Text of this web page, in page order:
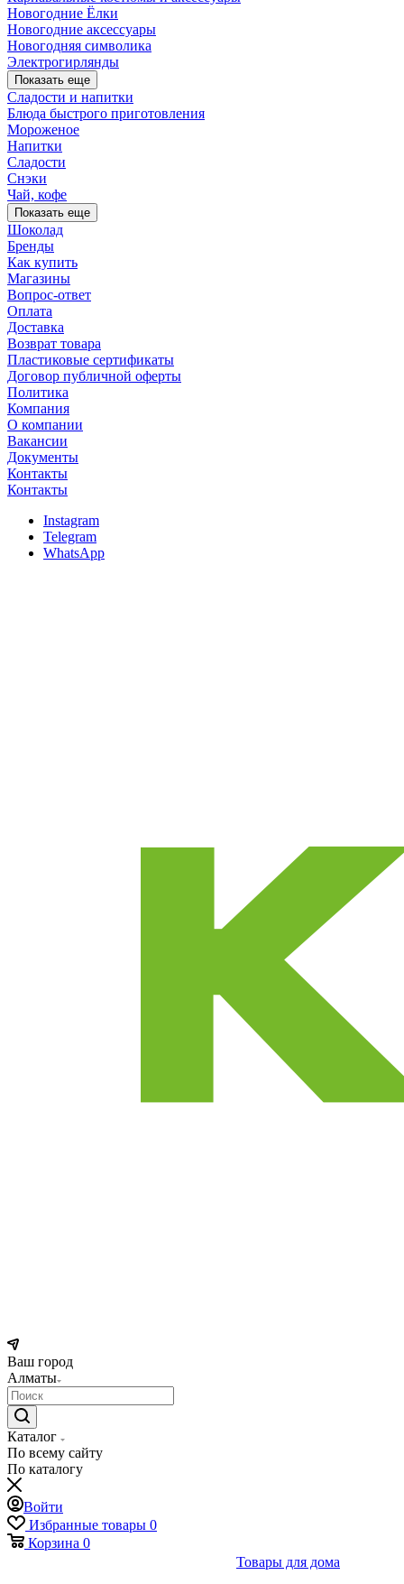
Новогодние Ёлки
Новогодние аксессуары
Новогодняя символика
Электрогирлянды
Показать еще
Сладости и напитки
Блюда быстрого приготовления
Мороженое
Напитки
Сладости
Снэки
Чай, кофе
Показать еще
Шоколад
Бренды
Как купить
Магазины
Вопрос-ответ
Оплата
Доставка
Возврат товара
Пластиковые сертификаты
Договор публичной оферты
Политика
Компания
О компании
Вакансии
Документы
Контакты
Контакты
Instagram
Telegram
WhatsApp
Ваш город
Алматы
Каталог
По всему сайту
По каталогу
Войти
Избранные товары 0
Корзина 0
Товары для дома